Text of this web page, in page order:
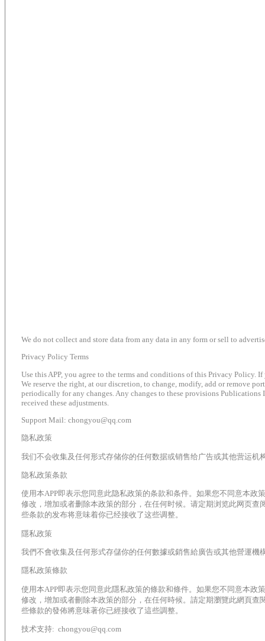
We do not collect and store data from any data in any form or sell to
Privacy Policy Terms
Use this APP, you agree to the terms and conditions of this Privacy Policy.
We reserve the right, at our discretion, to change, modify, add or remove
periodically for any changes. Any changes to these provisions
received these adjustments.
Support Mail: chongyou@qq.com
隐私政策
我们不会收集及任何形式存储你的任何数据或销售给广告或其他营运机
隐私政策条款
使用本APP即表示您同意此隐私政策的条款和条件。如果您不同意本政
修改，增加或者删除本政策的部分，在任何时候。请定期浏览此网页查
些条款的发布将意味着你已经接收了这些调整。
隱私政策
我們不會收集及任何形式存儲你的任何數據或銷售給廣告或其他營運機
隱私政策條款
使用本APP即表示您同意此隱私政策的條款和條件。如果您不同意本政
修改，增加或者刪除本政策的部分，在任何時候。請定期瀏覽此網頁查
些條款的發佈將意味著你已經接收了這些調整。
技术支持: chongyou@qq.com